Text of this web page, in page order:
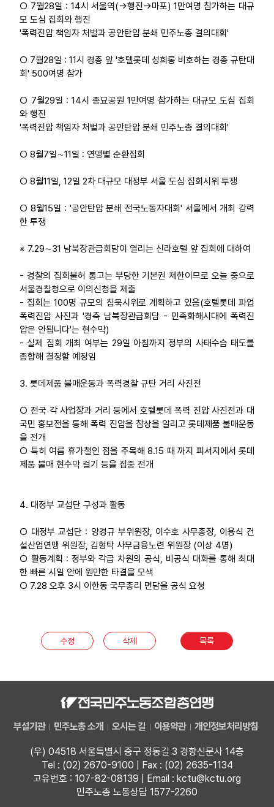
○ 7월28일 : 14시 서울역(→행진→마포) 1만여명 참가하는 대규
모 도심 집회와 행진
'폭력진압 책임자 처벌과 공안탄압 분쇄 민주노총 결의대회'
○ 7월28일 : 11시 경총 앞 '호텔롯데 성희롱 비호하는 경총 규탄대
회' 500여명 참가
○ 7월29일 : 14시 종묘공원 1만여명 참가하는 대규모 도심 집회
와 행진
'폭력진압 책임자 처벌과 공안탄압 분쇄 민주노총 결의대회'
○ 8월7일∼11일 : 연맹별 순환집회
○ 8월11일, 12일 2차 대규모 대정부 서울 도심 집회시위 투쟁
○ 8월15일 : '공안탄압 분쇄 전국노동자대회' 서울에서 개최 강력
한 투쟁
※ 7.29∼31 남북장관급회담이 열리는 신라호텔 앞 집회에 대하여
- 경찰의 집회불허 통고는 부당한 기본권 제한이므로 오늘 중으로
서울경찰청으로 이의신청을 제출
- 집회는 100명 규모의 침묵시위로 계획하고 있음(호텔롯데 파업
폭력진압 사진과 '경축 남북장관급회담 - 민족화해시대에 폭력진
압은 안됩니다'는 현수막)
- 실제 집회 개최 여부는 29일 아침까지 정부의 사태수습 태도를
종합해 결정할 예정임
3. 롯데제품 불매운동과 폭력경찰 규탄 거리 사진전
○ 전국 각 사업장과 거리 등에서 호텔롯데 폭력 진압 사진전과 대
국민 홍보전을 통해 폭력 진압을 참상을 알리고 롯데제품 불매운동
을 전개
○ 특히 여름 휴가철인 점을 주목해 8.15 때 까지 피서지에서 롯데
제품 불매 현수막 걸기 등을 집중 전개
4. 대정부 교섭단 구성과 활동
○ 대정부 교섭단 : 양경규 부위원장, 이수호 사무총장, 이용식 건
설산업연맹 위원장, 김형탁 사무금융노련 위원장 (이상 4명)
○ 활동계획 : 정부와 각급 차원의 공식, 비공식 대화를 통해 최대
한 빠른 시일 안에 원만한 타결을 모색
○ 7.28 오후 3시 이한동 국무총리 면담을 공식 요청
수정 삭제 목록
부설기관 민주노총 소개 오시는 길 이용약관 개인정보처리방침
(우) 04518 서울특별시 중구 정동길 3 경향신문사 14층
Tel : (02) 2670-9100 | Fax : (02) 2635-1134
고유번호 : 107-82-08139 | Email : kctu@kctu.org
민주노총 노동상담 1577-2260